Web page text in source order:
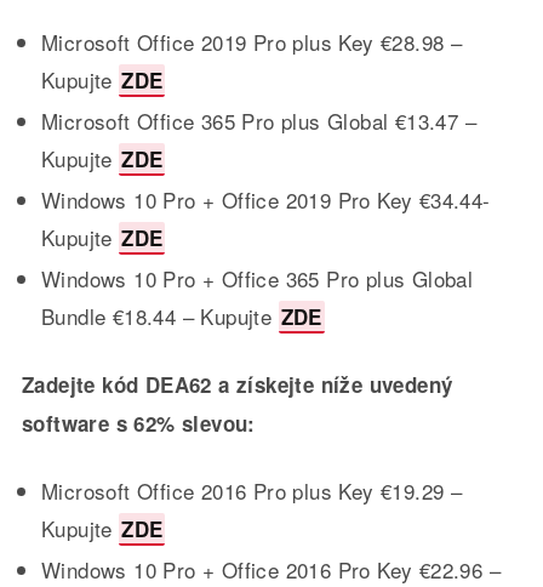
Microsoft Office 2019 Pro plus Key €28.98 –
Kupujte ZDE
Microsoft Office 365 Pro plus Global €13.47 –
Kupujte ZDE
Windows 10 Pro + Office 2019 Pro Key €34.44-
Kupujte ZDE
Windows 10 Pro + Office 365 Pro plus Global
Bundle €18.44 – Kupujte ZDE
Zadejte kód DEA62 a získejte níže uvedený
software s 62% slevou:
Microsoft Office 2016 Pro plus Key €19.29 –
Kupujte ZDE
Windows 10 Pro + Office 2016 Pro Key €22.96 –